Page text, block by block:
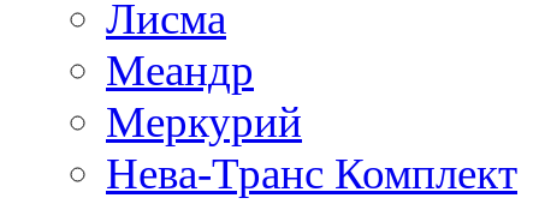
Лисма
Меандр
Меркурий
Нева-Транс Комплект